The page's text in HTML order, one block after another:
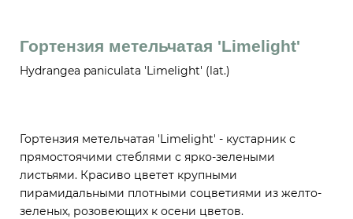
Гортензия метельчатая 'Limelight'
Hydrangea paniculata 'Limelight' (lat.)
Гортензия метельчатая 'Limelight' - кустарник с
прямостоячими стеблями с ярко-зелеными
листьями. Красиво цветет крупными
пирамидальными плотными соцветиями из желто-
зеленых, розовеющих к осени цветов.